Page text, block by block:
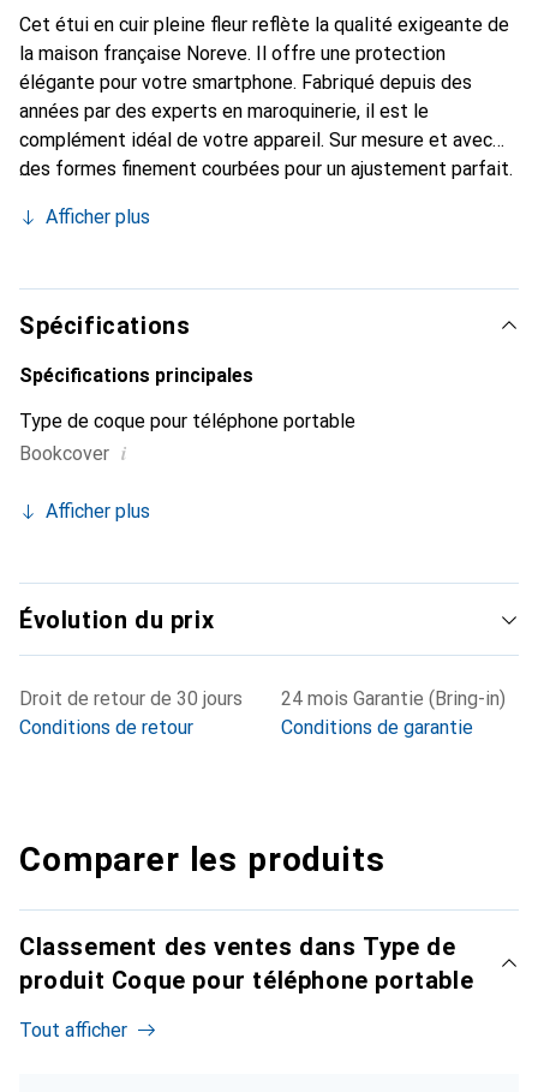
Cet étui en cuir pleine fleur reflète la qualité exigeante de
la maison française Noreve. Il offre une protection
élégante pour votre smartphone. Fabriqué depuis des
années par des experts en maroquinerie, il est le
complément idéal de votre appareil. Sur mesure et avec
des formes finement courbées pour un ajustement parfait.
smartphone. La marque Noreve est reconnue
constitue toujours un excellent choix pour le client
exigeant.
Afficher plus
Spécifications
Spécifications principales
Type de coque pour téléphone portable
Bookcover i
Afficher plus
Évolution du prix
Droit de retour de 30 jours
Conditions de retour
24 mois Garantie (Bring-in)
Conditions de garantie
Comparer les produits
Classement des ventes dans Type de
produit Coque pour téléphone portable
Tout afficher